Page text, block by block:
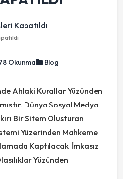
Okunma Blog
Ahlaki Kurallar Yüzünden
Dünya Sosyal Medya
Bir Sitem Olusturan
Yüzerinden Mahkeme
Kaptılacak İmkasız
Yüzünden